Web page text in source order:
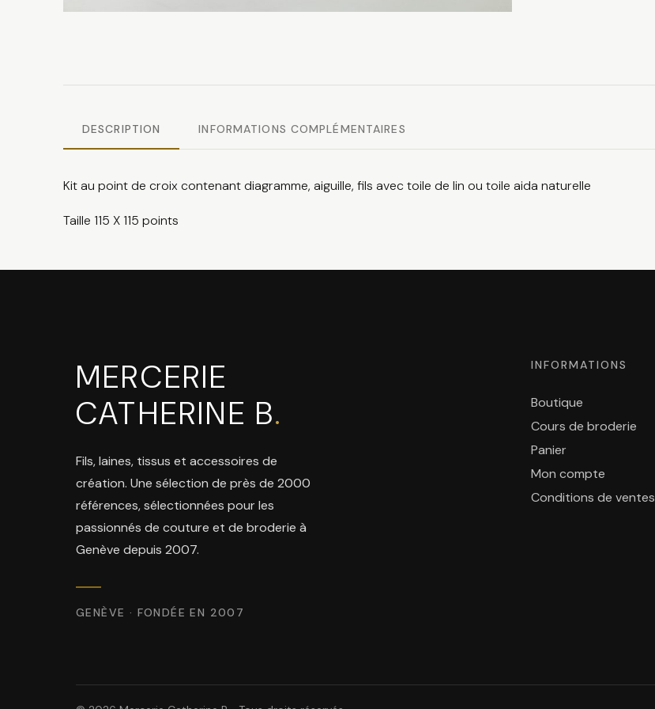
DESCRIPTION INFORMATIONS COMPLÉMENTAIRES
Kit au point de croix contenant diagramme, aiguille, fils avec toile de lin ou toile aida naturelle
Taille 115 X 115 points
MERCERIE
CATHERINE B.
Fils, laines, tissus et accessoires de
création. Une sélection de près de 2000
références, sélectionnées pour les
passionnés de couture et de broderie à
Genève depuis 2007.
GENÈVE · FONDÉE EN 2007
INFORMATIONS
Boutique
Cours de broderie
Panier
Mon compte
Conditions de ventes